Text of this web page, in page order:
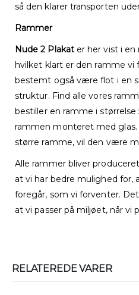
så den klarer transporten
Rammer
Nude 2 Plakater her vist i en
hvilket klart er den ramme
bestemt også være flot i en
struktur. Find alle vores
bestiller en ramme i
rammen monteret med
større ramme, vil den være
Alle rammer bliver
at vi har bedre mulighed for,
foregår, som vi forventer.
at vi passer på miljøet, når vi
RELATEREDE VARER